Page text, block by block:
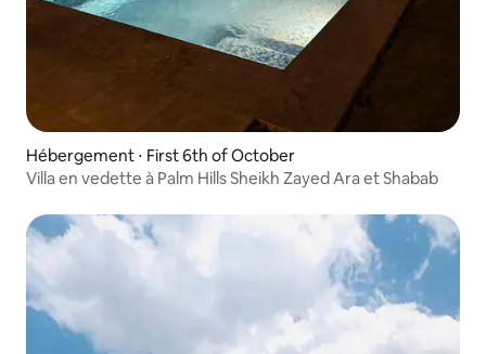
Hébergement ⋅ First 6th of October
Villa en vedette à Palm Hills Sheikh Zayed Ara et Shabab